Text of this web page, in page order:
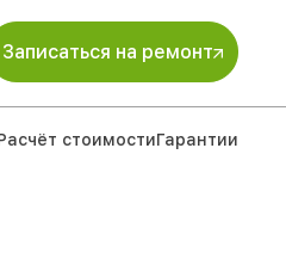
Записаться на ремонт
стоимостиГарантии